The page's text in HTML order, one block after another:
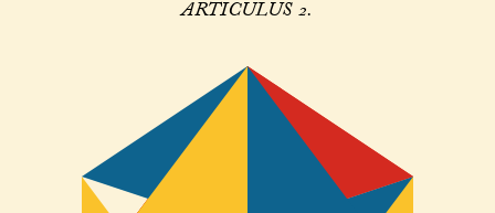
ARTICULUS 2.